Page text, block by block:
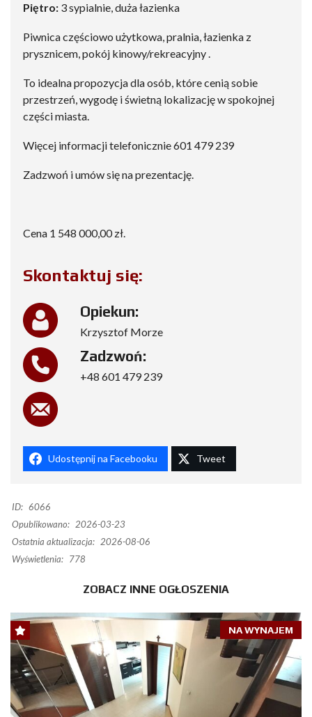
Piętro: 3 sypialnie, duża łazienka
Piwnica częściowo użytkowa, pralnia, łazienka z
prysznicem, pokój kinowy/rekreacyjny .
To idealna propozycja dla osób, które cenią sobie
przestrzeń, wygodę i świetną lokalizację w spokojnej
części miasta.
Więcej informacji telefonicznie 601 479 239
Zadzwoń i umów się na prezentację.
Cena 1 548 000,00 zł.
Skontaktuj się:
Opiekun:
Krzysztof Morze
Zadzwoń:
+48 601 479 239
Udostępnij na Facebooku Tweet
ID: 6066
Opublikowano: 2026-03-23
Ostatnia aktualizacja: 2026-08-06
Wyświetlenia: 778
ZOBACZ INNE OGŁOSZENIA
NA WYNAJEM